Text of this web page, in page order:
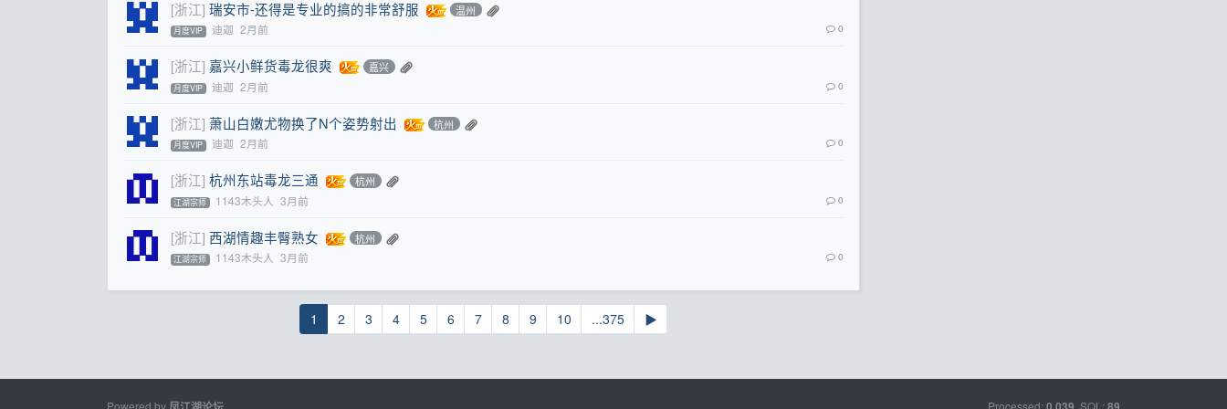
[浙江] 瑞安市-还得是专业的搞的非常舒服 温州
月度VIP 迪迦 2月前 0
[浙江] 嘉兴小鲜货毒龙很爽 嘉兴
月度VIP 迪迦 2月前 0
[浙江] 萧山白嫩尤物换了N个姿势射出 杭州
月度VIP 迪迦 2月前 0
[浙江] 杭州东站毒龙三通 杭州
江湖宗师 1143木头人 3月前 0
[浙江] 西湖情趣丰臀熟女 杭州
江湖宗师 1143木头人 3月前 0
1 2 3 4 5 6 7 8 9 10 ...375 ▶
Powered by Processed: , SQL: